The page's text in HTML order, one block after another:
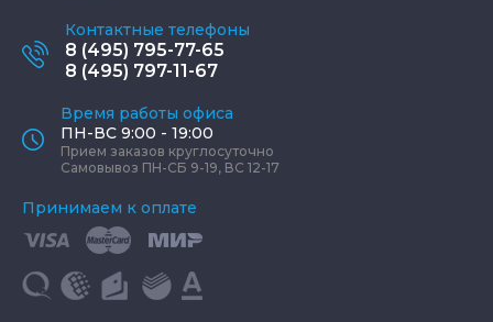
Контактные телефоны
8 (495) 795-77-65
8 (495) 797-11-67
Время работы офиса
ПН-ВС 9:00 - 19:00
Прием заказов круглосуточно
Самовывоз ПН-СБ 9-19, ВС 12-17
Принимаем к оплате